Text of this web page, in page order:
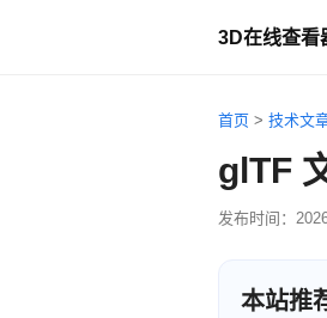
3D在线查看
首页 > 技术文
glTF
发布时间：
本站推